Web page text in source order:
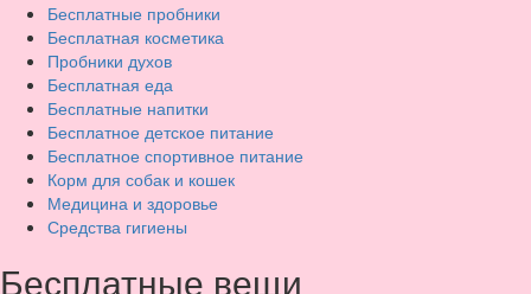
Бесплатные пробники
Бесплатная косметика
Пробники духов
Бесплатная еда
Бесплатные напитки
Бесплатное детское питание
Бесплатное спортивное питание
Корм для собак и кошек
Медицина и здоровье
Средства гигиены
Бесплатные вещи